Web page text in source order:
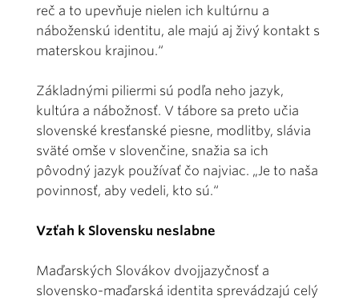
reč a to upevňuje nielen ich kultúrnu a
náboženskú identitu, ale majú aj živý kontakt s
materskou krajinou.“
Základnými piliermi sú podľa neho jazyk,
kultúra a nábožnosť. V tábore sa preto učia
slovenské kresťanské piesne, modlitby, slávia
sväté omše v slovenčine, snažia sa ich
pôvodný jazyk používať čo najviac. „Je to naša
povinnosť, aby vedeli, kto sú.“
Vzťah k Slovensku neslabne
Maďarských Slovákov dvojjazyčnosť a
slovensko-maďarská identita sprevádzajú celý